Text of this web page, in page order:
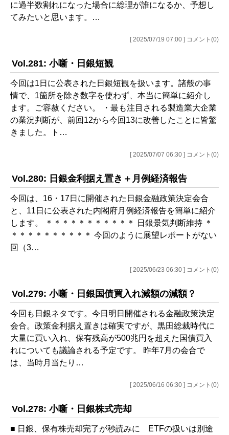
に過半数割れになった場合に総理が誰になるか、予想し
てみたいと思います。…
[ 2025/07/19 07:00 ] コメント(0)
Vol.281: 小噺・日銀短観
今回は1日に公表された日銀短観を扱います。諸般の事
情で、1箇所を除き数字を使わず、本当に簡単に紹介し
ます。ご容赦ください。 ・最も注目される製造業大企業
の業況判断が、前回12から今回13に改善したことに皆驚
きました。ト…
[ 2025/07/07 06:30 ] コメント(0)
Vol.280: 日銀金利据え置き＋月例経済報告
今回は、16・17日に開催された日銀金融政策決定会合
と、11日に公表された内閣府月例経済報告を簡単に紹介
します。 ＊＊＊＊＊＊＊＊＊＊＊ 日銀景気判断維持 ＊
＊＊＊＊＊＊＊＊＊＊ 今回のように展望レポートがない
回（3…
[ 2025/06/23 06:30 ] コメント(0)
Vol.279: 小噺・日銀国債買入れ減額の減額？
今回も日銀ネタです。今日明日開催される金融政策決定
会合。政策金利据え置きは確実ですが、黒田総裁時代に
大量に買い入れ、保有残高が500兆円を超えた国債買入
れについても議論される予定です。 昨年7月の会合で
は、当時月当たり…
[ 2025/06/16 06:30 ] コメント(0)
Vol.278: 小噺・日銀株式売却
■ 日銀、保有株売却完了が秒読みに ETFの扱いは別途